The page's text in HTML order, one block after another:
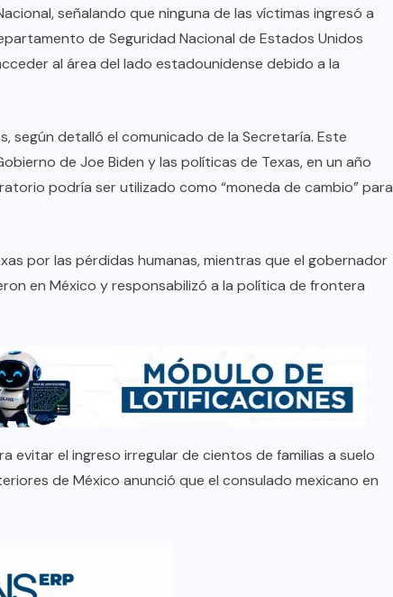
señalando que ninguna de las víctimas ingresó a
de Seguridad Nacional de Estados Unidos
al área del lado estadounidense debido a la
según detalló el comunicado de la Secretaría. Este
de Joe Biden y las políticas de Texas, en un año
podría ser utilizado como “moneda de cambio” para
por las pérdidas humanas, mientras que el gobernador
en México y responsabilizó a la política de frontera
el ingreso irregular de cientos de familias a suelo
de México anunció que el consulado mexicano en